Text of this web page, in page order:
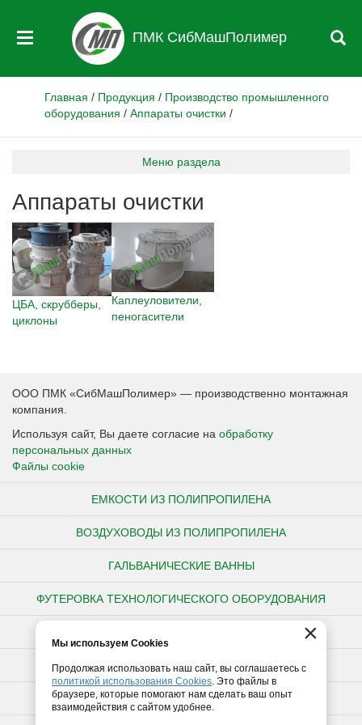
ПМК СибМашПолимер
Главная / Продукция / Производство промышленного
оборудования / Аппараты очистки /
Меню раздела
Аппараты очистки
ЦБА, скрубберы,
циклоны
Каплеуловители,
пеногасители
ООО ПМК «СибМашПолимер» — производственно монтажная
компания.
Используя сайт, Вы даете согласие на обработку
персональных данных
Файлы cookie
ЕМКОСТИ ИЗ ПОЛИПРОПИЛЕНА
ВОЗДУХОВОДЫ ИЗ ПОЛИПРОПИЛЕНА
ГАЛЬВАНИЧЕСКИЕ ВАННЫ
ФУТЕРОВКА ТЕХНОЛОГИЧЕСКОГО ОБОРУДОВАНИЯ
НЕСТАНДАРТНЫЕ ИЗДЕЛИЯ ИЗ ПОЛИПРОПИЛЕНА
ПОЛИПРОПИЛЕНОВЫЕ ТРУБЫ
ПОЛИЭТИЛЕНОВЫЕ ТРУБЫ
×
Мы используем Cookies
Продолжая использовать наш сайт, вы соглашаетесь с
политикой использования Cookies. Это файлы в
браузере, которые помогают нам сделать ваш опыт
взаимодействия с сайтом удобнее.